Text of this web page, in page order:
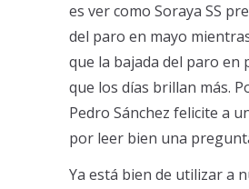
es ver como Soraya SS
del paro en mayo
que la bajada del paro en
que los días brillan más.
Pedro Sánchez felicite a
por leer bien una
Ya está bien de utilizar a